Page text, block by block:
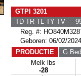
GTPI 3201
TD TR TL TY TV
Reg. #:
Geboren: 06/02/2024
PRODUCTIE
G
Melk lbs
-28